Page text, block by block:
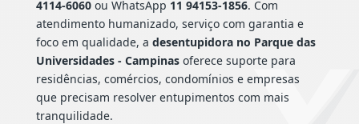
4114-6060ou WhatsApp 11 94153-1856. Com
atendimento humanizado, serviço com garantia e
foco em qualidade, a desentupidora no Parque das
Universidades - Campinasoferece suporte para
residências, comércios, condomínios e empresas
que precisam resolver entupimentos com mais
tranquilidade.